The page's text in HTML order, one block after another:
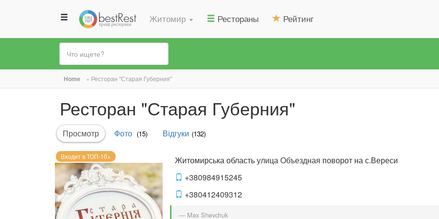
Житомир Рестораны Рейтинг
Вы
здесь
Home » Ресторан "Старая Губерния"
Ресторан "Старая Губерния"
Главные
вкладки
Просмотр (активная
вкладка)
Фото (15) Відгуки (132)
Входит в ТОП-10+ Житомирська областьулица Объездная поворот на с.Вереси
+380984915245
+380412409312
— Max Shevchuk